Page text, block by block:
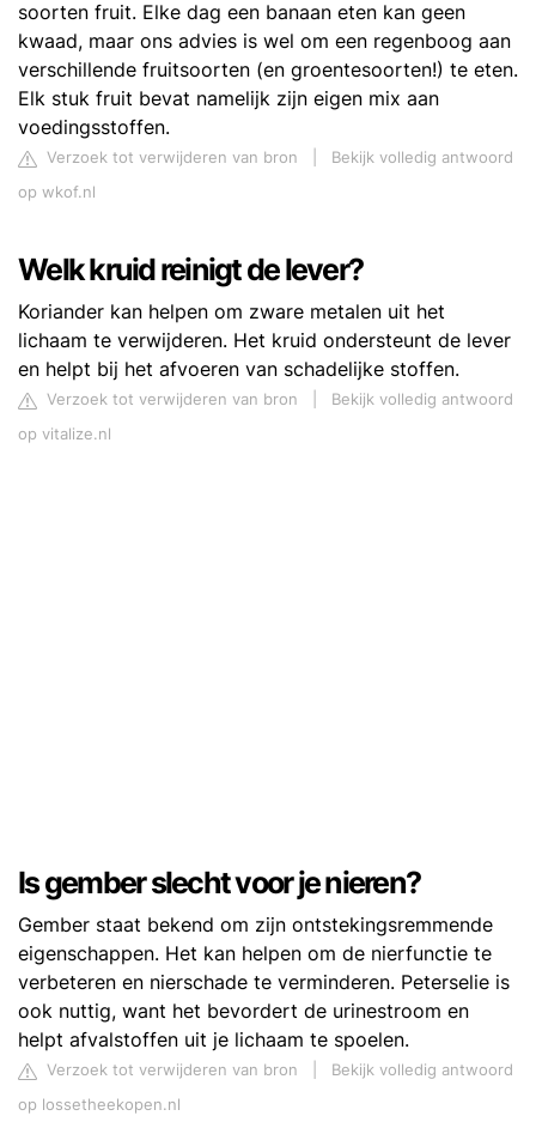
soorten fruit. Elke dag een banaan eten kan geen
kwaad, maar ons advies is wel om een regenboog aan
verschillende fruitsoorten (en groentesoorten!) te eten.
Elk stuk fruit bevat namelijk zijn eigen mix aan
voedingsstoffen.
Verzoek tot verwijderen van bron
Bekijk volledig antwoord
op wkof.nl
Welk kruid reinigt de lever?
Koriander kan helpen om zware metalen uit het
lichaam te verwijderen. Het kruid ondersteunt de lever
en helpt bij het afvoeren van schadelijke stoffen.
Verzoek tot verwijderen van bron
Bekijk volledig antwoord
op vitalize.nl
Is gember slecht voor je nieren?
Gember staat bekend om zijn ontstekingsremmende
eigenschappen. Het kan helpen om de nierfunctie te
verbeteren en nierschade te verminderen. Peterselie is
ook nuttig, want het bevordert de urinestroom en
helpt afvalstoffen uit je lichaam te spoelen.
Verzoek tot verwijderen van bron
Bekijk volledig antwoord
op lossetheekopen.nl